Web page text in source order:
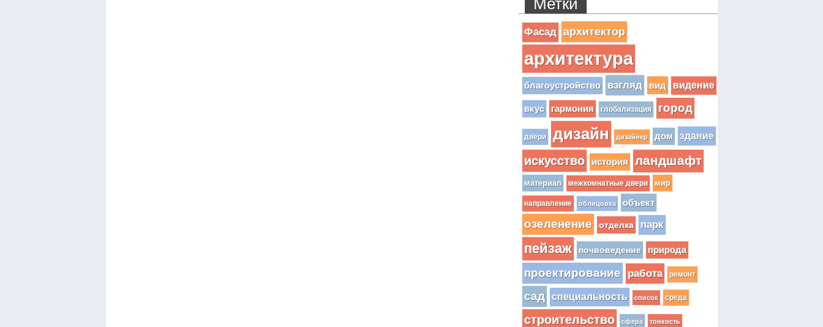
Метки
Фасад архитектор
архитектура
благоустройство взгляд вид видение
вкус гармония глобализация город
двери дизайн дизайнер дом здание
искусство история ландшафт
материал межкомнатные двери мир
направление облицовка объект
озеленение отделка парк
пейзаж почвоведение природа
проектирование работа ремонт
сад специальность список среда
строительство сфера тонкость